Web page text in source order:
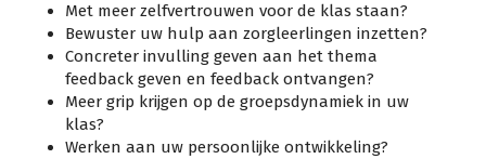
Met meer zelfvertrouwen voor de klas staan?
Bewuster uw hulp aan zorgleerlingen inzetten?
Concreter invulling geven aan het thema
feedback geven en feedback ontvangen?
Meer grip krijgen op de groepsdynamiek in uw
klas?
Werken aan uw persoonlijke ontwikkeling?